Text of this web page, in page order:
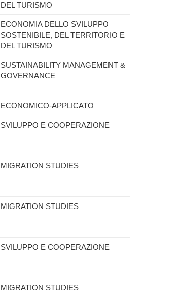
DEL TURISMO
ECONOMIA DELLO SVILUPPO
SOSTENIBILE, DEL TERRITORIO E
DEL TURISMO
SUSTAINABILITY MANAGEMENT &
GOVERNANCE
ECONOMICO-APPLICATO
SVILUPPO E COOPERAZIONE
MIGRATION STUDIES
MIGRATION STUDIES
SVILUPPO E COOPERAZIONE
MIGRATION STUDIES